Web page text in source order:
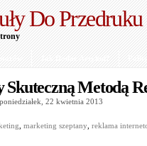
Do Przedruku
Metodą
22 kwietnia 2013
marketing szeptany reklama